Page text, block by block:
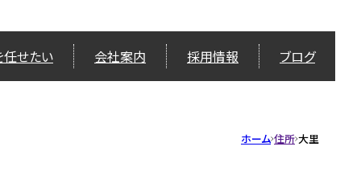
せたい 会社案内 採用情報 ブログ
ホーム 住所 大里